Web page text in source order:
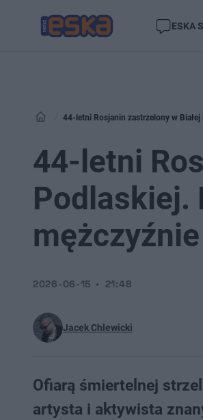
ESKA
44-letni Rosjanin zastrzelony w
44-letni
Podlaskiej.
mężczyźnie
Jacek Chlewicki
2026-06-15 21:48
Ofiarą śmiertelnej
artysta i aktywista